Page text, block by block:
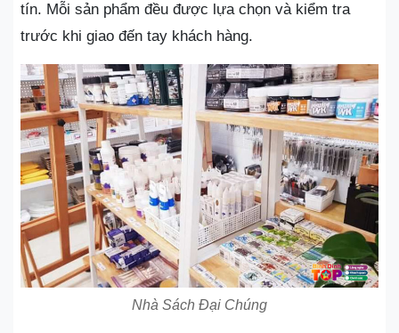
tín. Mỗi sản phẩm đều được lựa chọn và kiểm tra
trước khi giao đến tay khách hàng.
Nhà Sách Đại Chúng